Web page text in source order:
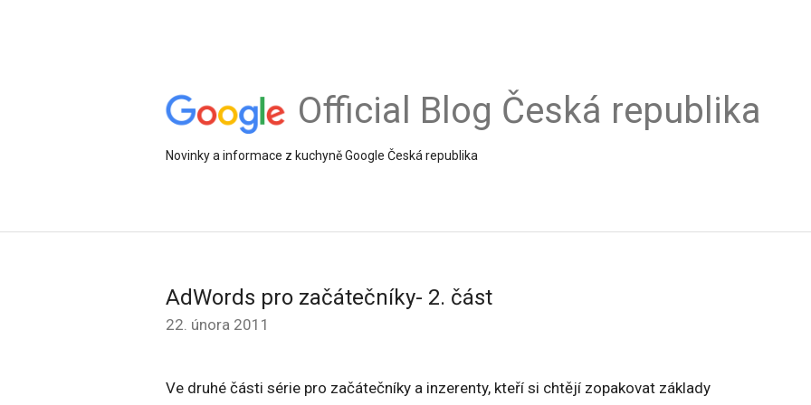
Official Blog Česká republika
Novinky a informace z kuchyně Google Česká republika
AdWords pro začátečníky- 2. část
22. února 2011
Ve druhé části série pro začátečníky a inzerenty, kteří si chtějí zopakovat základy